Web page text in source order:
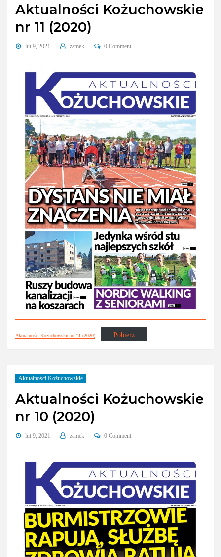
Aktualności Kożuchowskie
nr 11 (2020)
lut 9, 2021 zamek 0 Comment
Aktualności Kożuchowskie nr 11 (2020) Pobierz
Aktualności Kożuchowskie
Aktualności Kożuchowskie
nr 10 (2020)
lut 9, 2021 zamek 0 Comment